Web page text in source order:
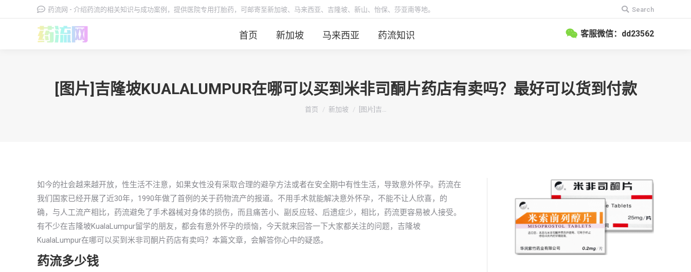
药流网 - 介绍药流的相关知识与成功案例，提供医院专用打胎药，可邮寄至新加坡、马来西亚、吉隆坡、新山、怡保、莎亚南等地。
搜
索：
Search
首页 新加坡 马来西亚 药流知识 客服微信：dd23562
[图片]吉隆坡KUALALUMPUR在哪可以买到米非司酮片药店有卖吗？最好可以货到付款
你在这里：
首页 新加坡 [图片]吉…
如今的社会越来越开放，性生活不注意，如果女性没有采取合理的避孕方法或者在安全期中有性生活，导致意外怀孕。药流在
我们国家已经开展了近30年，1990年做了首例的关于药物流产的报道。不用手术就能解决意外怀孕，不能不让人欣喜，的
确，与人工流产相比，药流避免了手术器械对身体的损伤，而且痛苦小、副反应轻、后遗症少，相比，药流更容易被人接受。
有不少在吉隆坡KualaLumpur留学的朋友，都会有意外怀孕的烦恼，今天就来回答一下大家都关注的问题，吉隆坡
KualaLumpur在哪可以买到米非司酮片药店有卖吗？本篇文章，会解答你心中的疑惑。
药流多少钱